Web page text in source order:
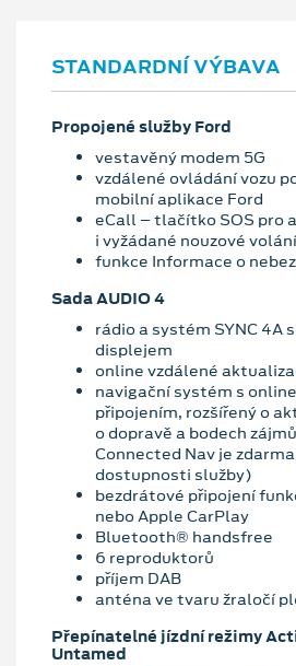
STANDARDNÍ VÝBAVA
Propojené služby Ford
vestavěný modem 5G
vzdálené ovládání vozu
mobilní aplikace Ford
eCall – tlačítko SOS pro
i vyžádané nouzové volání
funkce Informace o
Sada AUDIO 4
rádio a systém SYNC 4A
displejem
online vzdálené
navigační systém s
připojením, rozšířený o
o dopravě a bodech
Connected Nav je
dostupnosti služby)
bezdrátové připojení
nebo Apple CarPlay
Bluetooth® handsfree
6 reproduktorů
příjem DAB
anténa ve tvaru žraločí
Přepínatelné jízdní režimy
Untamed